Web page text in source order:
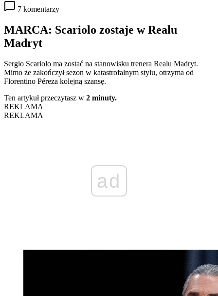
7 komentarzy
MARCA: Scariolo zostaje w Realu
Madryt
Sergio Scariolo ma zostać na stanowisku trenera Realu Madryt.
Mimo że zakończył sezon w katastrofalnym stylu, otrzyma od
Florentino Péreza kolejną szansę.
Ten artykuł przeczytasz w 2 minuty.
REKLAMA
REKLAMA
ad